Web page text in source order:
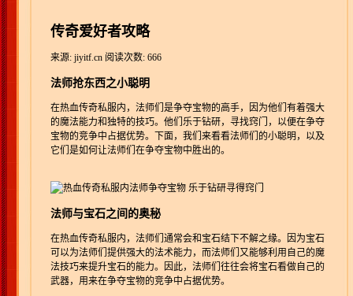
传奇爱好者攻略
来源: jiyitf.cn 阅读次数: 666
法师抢东西之小聪明
在热血传奇私服内，法师们是争夺宝物的高手，因为他们有着强大
的魔法能力和独特的技巧。他们乐于钻研，寻找窍门，以便在争夺
宝物的竞争中占据优势。下面，我们来看看法师们的小聪明，以及
它们是如何让法师们在争夺宝物中胜出的。
法师与宝石之间的奥秘
在热血传奇私服内，法师们通常会和宝石结下不解之缘。因为宝石
可以为法师们提供强大的法术能力，而法师们又能够利用自己的魔
法技巧来提升宝石的能力。因此，法师们往往会将宝石看做自己的
武器，用来在争夺宝物的竞争中占据优势。